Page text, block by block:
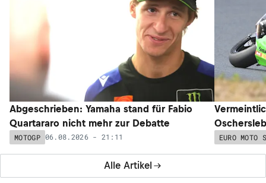
Alle Artikel
Abgeschrieben: Yamaha stand für Fabio
Quartararo nicht mehr zur Debatte
MOTOGP 06.08.2026 - 21:11 EURO MOTO